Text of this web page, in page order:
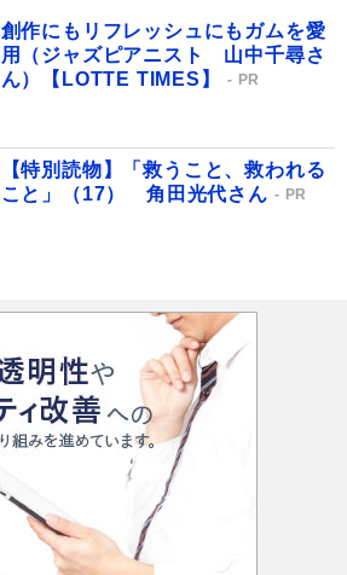
創作にもリフレッシュにもガムを愛
用（ジャズピアニスト 山中千尋さ
ん）【LOTTE TIMES】
PR
【特別読物】「救うこと、救われる
こと」（17） 角田光代さん
PR